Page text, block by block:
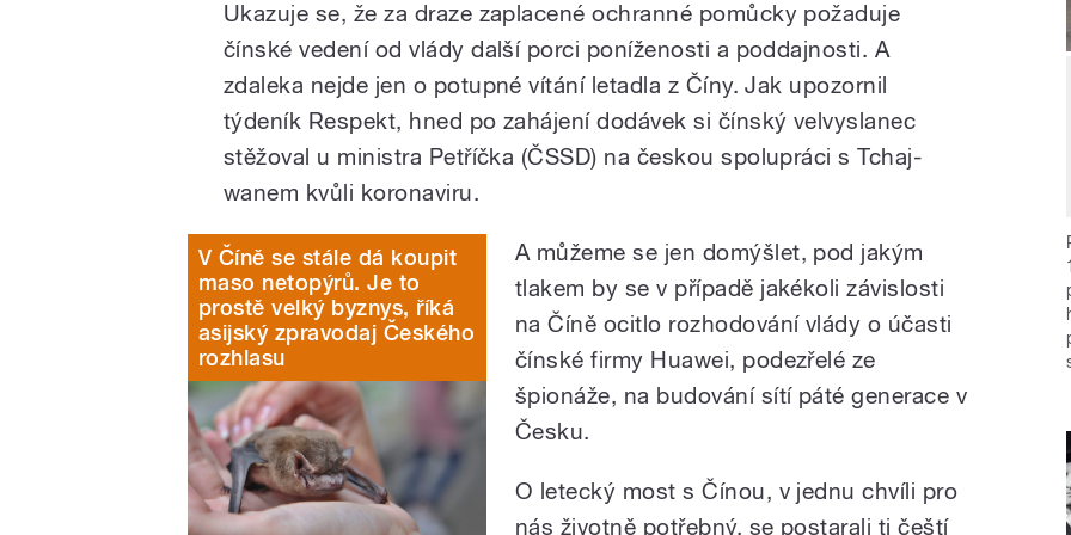
Ukazuje se, že za draze zaplacené ochranné pomůcky požaduje
čínské vedení od vlády další porci poníženosti a poddajnosti. A
zdaleka nejde jen o potupné vítání letadla z Číny. Jak upozornil
týdeník Respekt, hned po zahájení dodávek si čínský velvyslanec
stěžoval u ministra Petříčka (ČSSD) na českou spolupráci s Tchaj-
wanem kvůli koronaviru.
V Číně se stále dá koupit
maso netopýrů. Je to
prostě velký byznys, říká
asijský zpravodaj Českého
rozhlasu
A můžeme se jen domýšlet, pod jakým
tlakem by se v případě jakékoli závislosti
na Číně ocitlo rozhodování vlády o účasti
čínské firmy Huawei, podezřelé ze
špionáže, na budování sítí páté generace v
Česku.
O letecký most s Čínou, v jednu chvíli pro
nás životně potřebný, se postarali ti čeští